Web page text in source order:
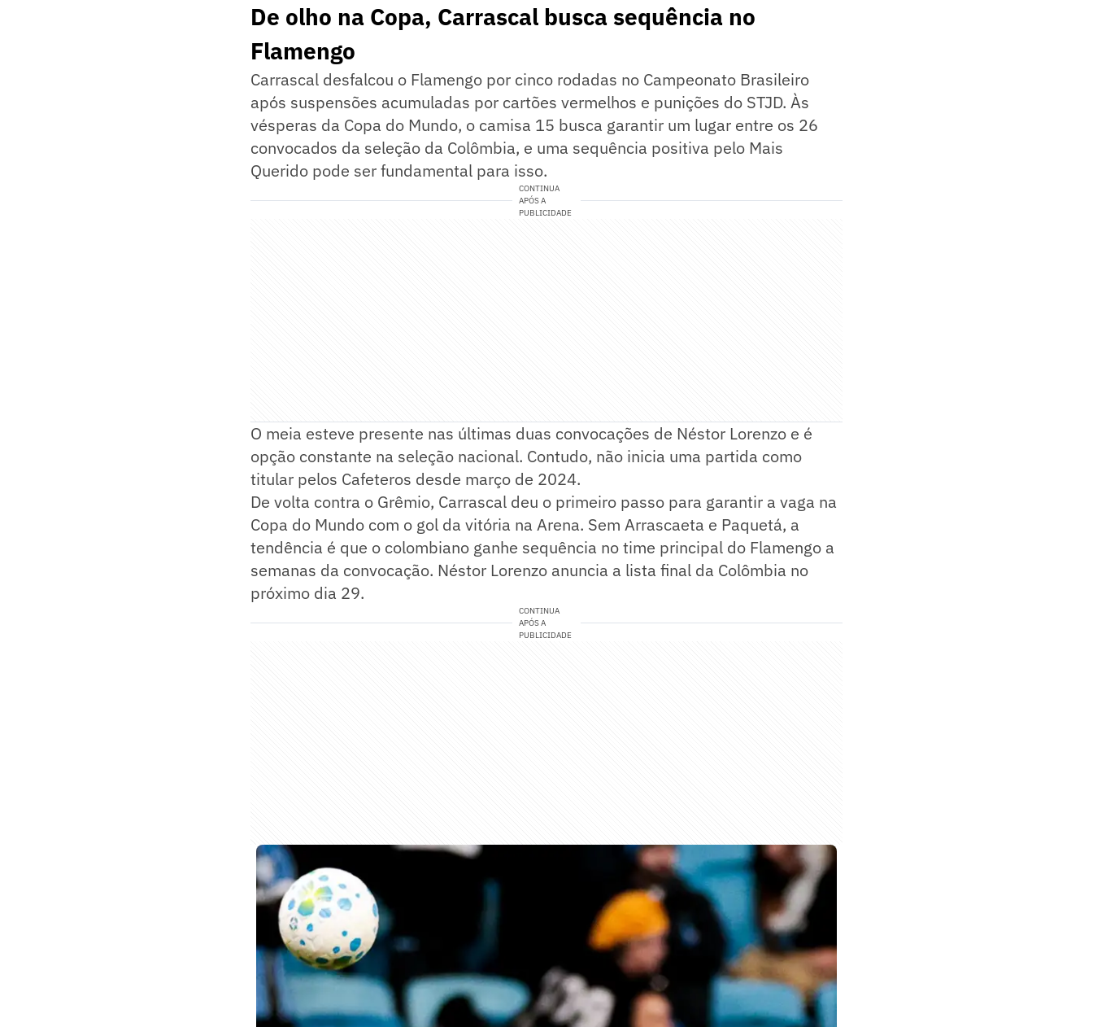
De olho na Copa, Carrascal busca sequência no
Flamengo
Carrascal desfalcou o Flamengo por cinco rodadas no Campeonato Brasileiro
após suspensões acumuladas por cartões vermelhos e punições do STJD. Às
vésperas da Copa do Mundo, o camisa 15 busca garantir um lugar entre os 26
convocados da seleção da Colômbia, e uma sequência positiva pelo Mais
Querido pode ser fundamental para isso.
CONTINUA
APÓS A
PUBLICIDADE
O meia esteve presente nas últimas duas convocações de Néstor Lorenzo e é
opção constante na seleção nacional. Contudo, não inicia uma partida como
titular pelos Cafeteros desde março de 2024.
De volta contra o Grêmio, Carrascal deu o primeiro passo para garantir a vaga na
Copa do Mundo com o gol da vitória na Arena. Sem Arrascaeta e Paquetá, a
tendência é que o colombiano ganhe sequência no time principal do Flamengo a
semanas da convocação. Néstor Lorenzo anuncia a lista final da Colômbia no
próximo dia 29.
CONTINUA
APÓS A
PUBLICIDADE